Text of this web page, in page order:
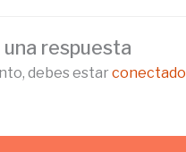
una respuesta
debes estarconectado